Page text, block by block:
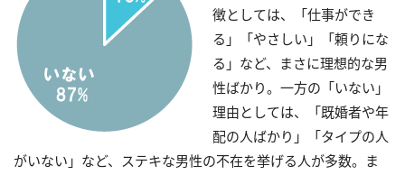
徴としては、「仕事ができ
る」「やさしい」「頼りにな
る」など、まさに理想的な男
性ばかり。一方の「いない」
理由としては、「既婚者や年
配の人ばかり」「タイプの人
がいない」など、ステキな男性の不在を挙げる人が多数。ま